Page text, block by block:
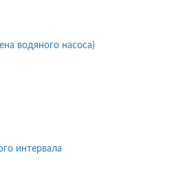
водяного насоса)
интервала